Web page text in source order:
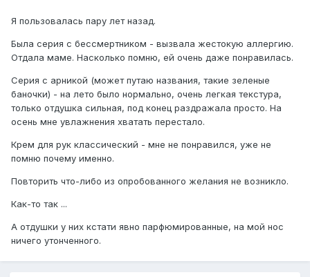
Я пользовалась пару лет назад.
Была серия с бессмертником - вызвала жестокую аллергию.
Отдала маме. Насколько помню, ей очень даже понравилась.
Серия с арникой (может путаю названия, такие зеленые
баночки) - на лето было нормально, очень легкая текстура,
только отдушка сильная, под конец раздражала просто. На
осень мне увлажнения хватать перестало.
Крем для рук классический - мне не понравился, уже не
помню почему именно.
Повторить что-либо из опробованного желания не возникло.
Как-то так ...
А отдушки у них кстати явно парфюмированные, на мой нос
ничего утонченного.